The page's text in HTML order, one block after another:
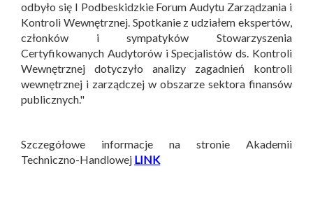
odbyło się I Podbeskidzkie Forum Audytu Zarządzania i
Kontroli Wewnętrznej. Spotkanie z udziałem ekspertów,
członków i sympatyków Stowarzyszenia
Certyfikowanych Audytorów i Specjalistów ds. Kontroli
Wewnętrznej dotyczyło analizy zagadnień kontroli
wewnętrznej i zarządczej w obszarze sektora finansów
publicznych."
Szczegółowe informacje na stronie Akademii
Techniczno-Handlowej LINK